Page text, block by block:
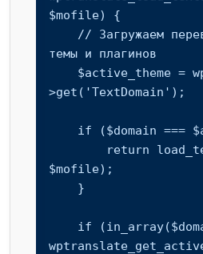
$mofile) {
темы и плагинов
>get('TextDomain');
$mofile);